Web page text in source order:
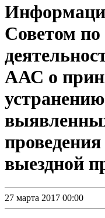
Советом по
ААС о
выездной
27 марта 2017 00:00